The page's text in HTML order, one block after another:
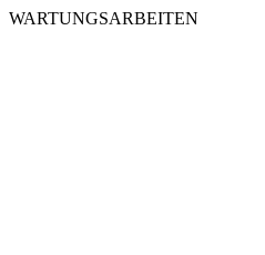
WARTUNGSARBEITEN